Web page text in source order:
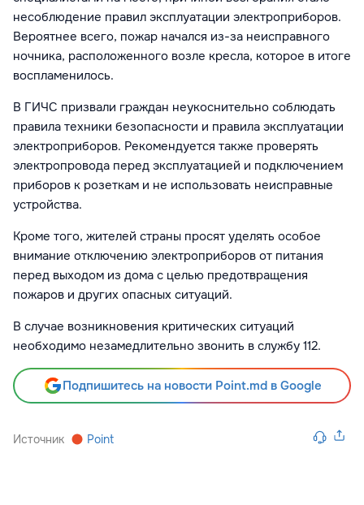
несоблюдение правил эксплуатации электроприборов.
Вероятнее всего, пожар начался из-за неисправного
ночника, расположенного возле кресла, которое в итоге
воспламенилось.
В ГИЧС призвали граждан неукоснительно соблюдать
правила техники безопасности и правила эксплуатации
электроприборов. Рекомендуется также проверять
электропровода перед эксплуатацией и подключением
приборов к розеткам и не использовать неисправные
устройства.
Кроме того, жителей страны просят уделять особое
внимание отключению электроприборов от питания
перед выходом из дома с целью предотвращения
пожаров и других опасных ситуаций.
В случае возникновения критических ситуаций
необходимо незамедлительно звонить в службу 112.
Подпишитесь на новости Point.md в Google
Источник Point